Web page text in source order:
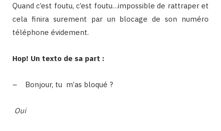
Quand c’est foutu, c’est foutu…impossible de rattraper et
cela finira surement par un blocage de son numéro
téléphone évidement.
Hop! Un texto de sa part :
– Bonjour, tu m’as bloqué ?
Oui